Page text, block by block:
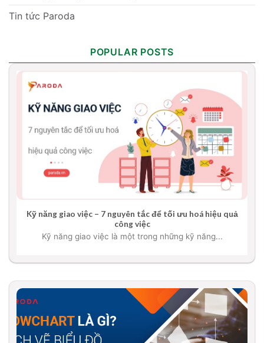
Tin tức Paroda
POPULAR POSTS
Kỹ năng giao việc – 7 nguyên tắc để tối ưu hoá hiệu quả
công việc
Kỹ năng giao việc là một trong những kỹ năng...